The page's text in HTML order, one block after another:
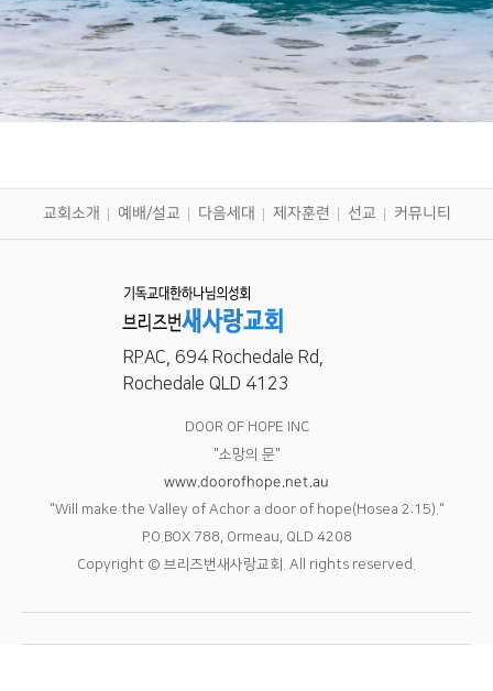
교회소개 예배/설교 다음세대 제자훈련 선교 커뮤니티
RPAC, 694 Rochedale Rd,
Rochedale QLD 4123
DOOR OF HOPE INC
"소망의 문"
www.doorofhope.net.au
"Will make the Valley of Achor a door of hope(Hosea 2:15)."
P.O.BOX 788, Ormeau, QLD 4208
Copyright © 브리즈번새사랑교회. All rights reserved.